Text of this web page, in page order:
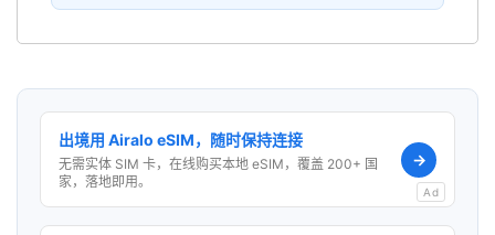
出境用 Airalo eSIM，随时保持连接
无需实体 SIM 卡，在线购买本地 eSIM，覆盖 200+ 国
家，落地即用。
→
Ad